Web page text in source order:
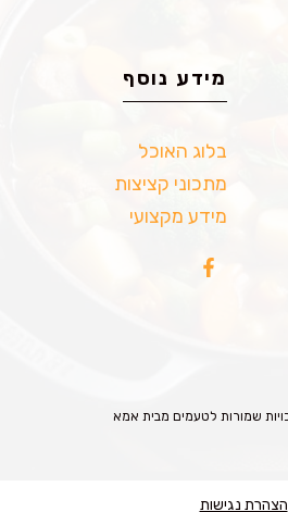
מידע נוסף
בלוג האוכל
מתכוני קציצות
מידע מקצועי
הצהרת נגישות